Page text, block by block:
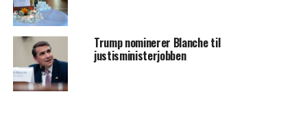
Trump nominerer Blanche til
justisministerjobben